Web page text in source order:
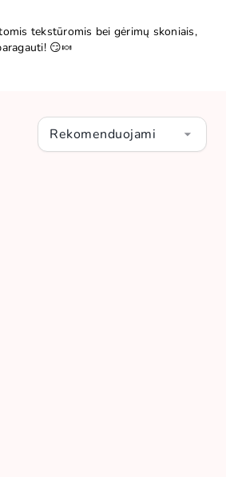
tekstūromis bei gėrimų skoniais,
😏🍬
Rekomenduojami